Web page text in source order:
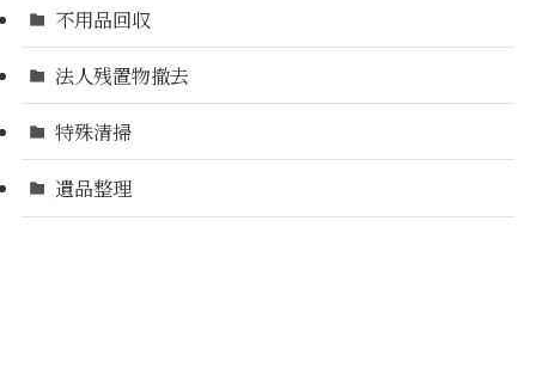
不用品回収
法人残置物撤去
特殊清掃
遺品整理